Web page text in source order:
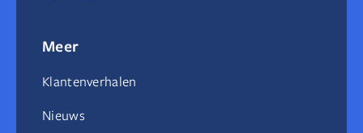
Meer
Klantenverhalen
Nieuws